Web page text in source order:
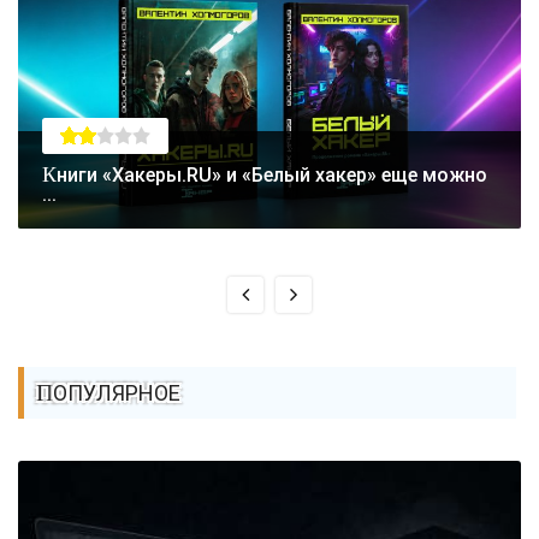
Книги «Хакеры.RU» и «Белый хакер» еще можно
...
ПОПУЛЯРНОЕ